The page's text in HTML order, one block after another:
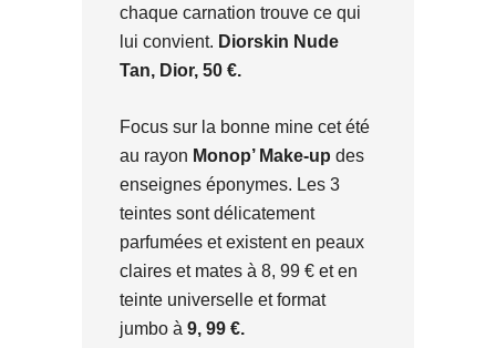
chaque carnation trouve ce qui
lui convient. Diorskin Nude
Tan, Dior, 50 €.
Focus sur la bonne mine cet été
au rayon Monop’ Make-up des
enseignes éponymes. Les 3
teintes sont délicatement
parfumées et existent en peaux
claires et mates à 8, 99 € et en
teinte universelle et format
jumbo à 9, 99 €.